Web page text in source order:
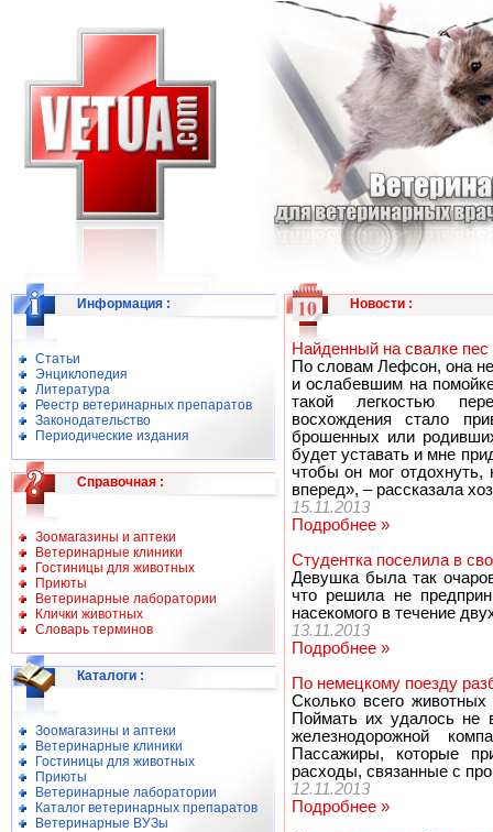
Информация :
Статьи
Энциклопедия
Литература
Реестр ветеринарных препаратов
Законодательство
Периодические издания
Справочная :
Зоомагазины и аптеки
Ветеринарные клиники
Гостиницы для животных
Приюты
Ветеринарные лаборатории
Клички животных
Словарь терминов
Каталоги :
Зоомагазины и аптеки
Ветеринарные клиники
Гостиницы для животных
Приюты
Ветеринарные лаборатории
Каталог ветеринарных препаратов
Ветеринарные ВУЗы
Новости:
Найденный на свалке
По словам Лефсон, она
и ослабевшим на
такой легкостью
восхождения стало
брошенных или
будет уставать и мне
чтобы он мог отдохнуть,
вперед», – рассказала
15.11.2013
Подробнее »
Студентка поселила в
Девушка была так
что решила не
насекомого в течение
13.11.2013
Подробнее »
По немецкому поезду
Сколько всего животных
Поймать их удалось не
железнодорожной
Пассажиры, которые
расходы, связанные с
12.11.2013
Подробнее »